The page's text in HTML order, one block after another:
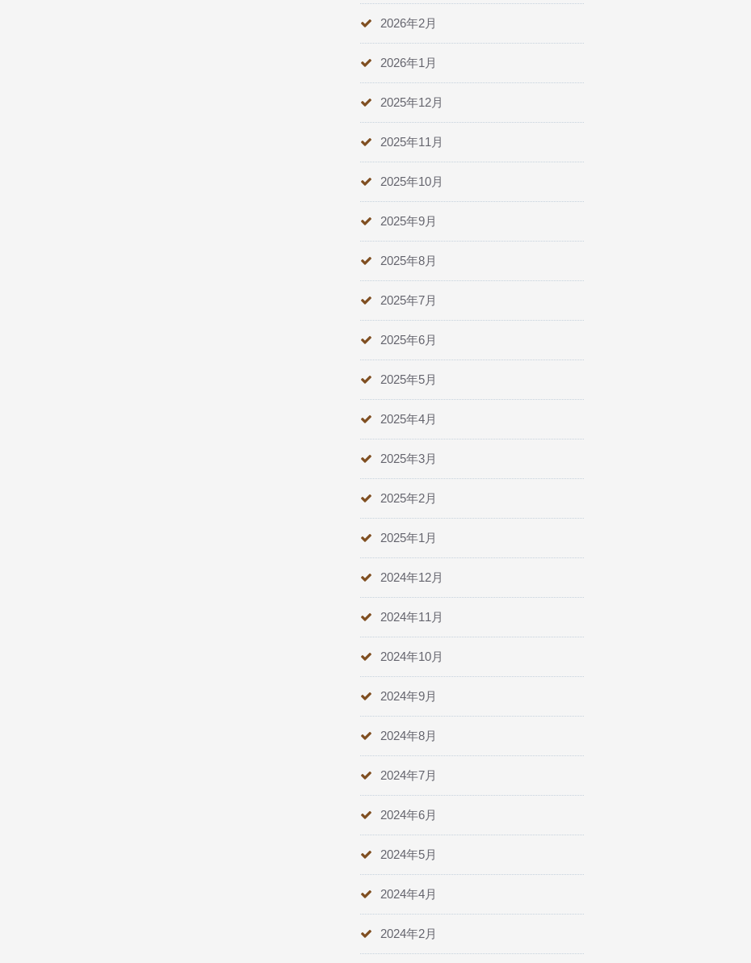
2026年2月
2026年1月
2025年12月
2025年11月
2025年10月
2025年9月
2025年8月
2025年7月
2025年6月
2025年5月
2025年4月
2025年3月
2025年2月
2025年1月
2024年12月
2024年11月
2024年10月
2024年9月
2024年8月
2024年7月
2024年6月
2024年5月
2024年4月
2024年2月